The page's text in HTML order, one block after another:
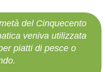
del Cinquecento
veniva utilizzata
piatti di pesce o